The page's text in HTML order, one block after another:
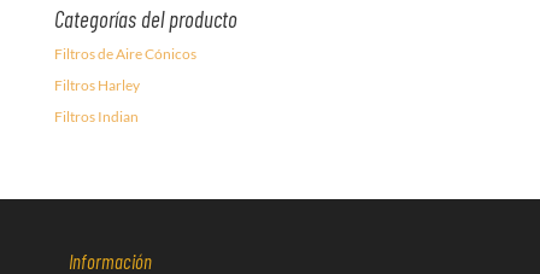
Categorías del producto
Filtros de Aire Cónicos
Filtros Harley
Filtros Indian
Información